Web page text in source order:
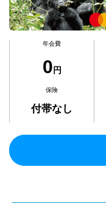
年会費
0 円
保険
付帯なし